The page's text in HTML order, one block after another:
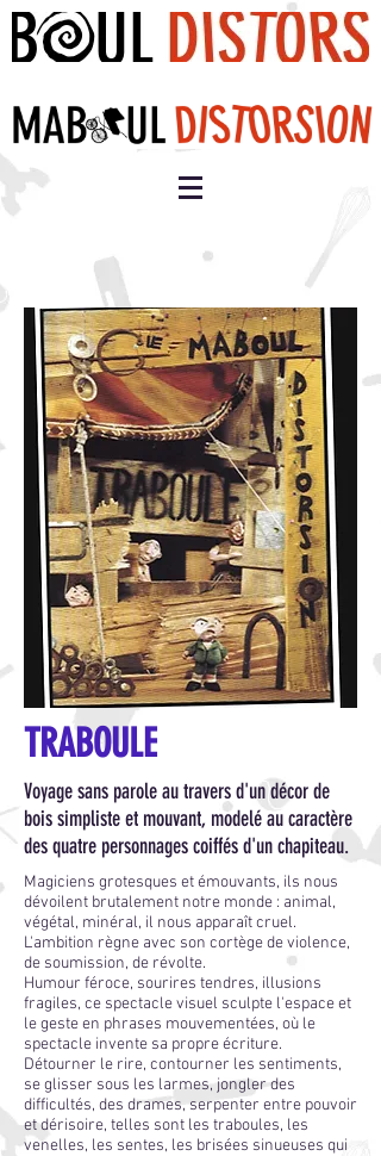
TRABOULE
Voyage sans parole au travers d'un décor de
bois simpliste et mouvant, modelé au caractère
des quatre personnages coiffés d'un chapiteau.
Magiciens grotesques et émouvants, ils nous
dévoilent brutalement notre monde : animal,
végétal, minéral, il nous apparaît cruel.
L'ambition règne avec son cortège de violence,
de soumission, de révolte.
Humour féroce, sourires tendres, illusions
fragiles, ce spectacle visuel sculpte l'espace et
le geste en phrases mouvementées, où le
spectacle invente sa propre écriture.
Détourner le rire, contourner les sentiments,
se glisser sous les larmes, jongler des
difficultés, des drames, serpenter entre pouvoir
et dérisoire, telles sont les traboules, les
venelles, les sentes, les brisées sinueuses qui